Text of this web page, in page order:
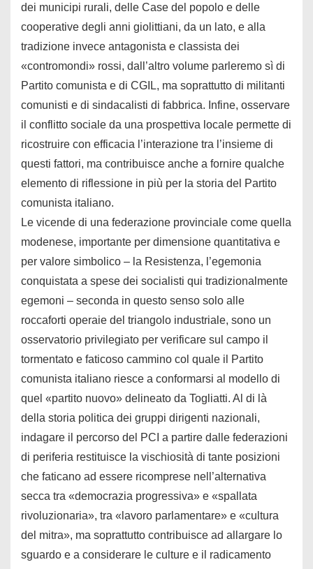
dei municipi rurali, delle Case del popolo e delle
cooperative degli anni giolittiani, da un lato, e alla
tradizione invece antagonista e classista dei
«contromondi» rossi, dall’altro volume parleremo sì di
Partito comunista e di CGIL, ma soprattutto di militanti
comunisti e di sindacalisti di fabbrica. Infine, osservare
il conflitto sociale da una prospettiva locale permette di
ricostruire con efficacia l’interazione tra l’insieme di
questi fattori, ma contribuisce anche a fornire qualche
elemento di riflessione in più per la storia del Partito
comunista italiano.
Le vicende di una federazione provinciale come quella
modenese, importante per dimensione quantitativa e
per valore simbolico – la Resistenza, l’egemonia
conquistata a spese dei socialisti qui tradizionalmente
egemoni – seconda in questo senso solo alle
roccaforti operaie del triangolo industriale, sono un
osservatorio privilegiato per verificare sul campo il
tormentato e faticoso cammino col quale il Partito
comunista italiano riesce a conformarsi al modello di
quel «partito nuovo» delineato da Togliatti. Al di là
della storia politica dei gruppi dirigenti nazionali,
indagare il percorso del PCI a partire dalle federazioni
di periferia restituisce la vischiosità di tante posizioni
che faticano ad essere ricomprese nell’alternativa
secca tra «democrazia progressiva» e «spallata
rivoluzionaria», tra «lavoro parlamentare» e «cultura
del mitra», ma soprattutto contribuisce ad allargare lo
sguardo e a considerare le culture e il radicamento